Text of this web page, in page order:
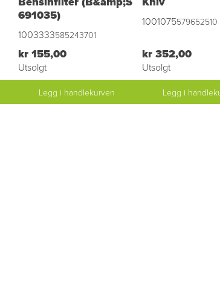
691035)
1003333585243701
kr 155,00
Utsolgt
Legg i handlekurven
1001075579652510
kr 352,00
Utsolgt
Legg i